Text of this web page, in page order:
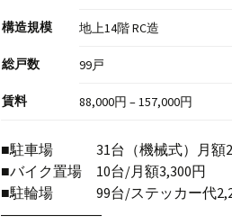
構造規模 地上14階 RC造
総戸数 99戸
賃料 88,000円 – 157,000円
■駐車場 31台（機械式）月額
■バイク置場 10台/月額3,300円
■駐輪場 99台/ステッカー代
―――――――